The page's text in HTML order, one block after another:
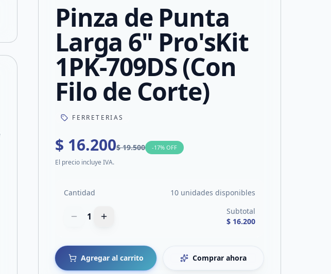
Compartir en Facebook
Compartir en XPinza de Punta
Larga 6" Pro'sKit
1PK-709DS (Con
Filo de Corte)
FERRETERIAS
$ 16.200$ 19.500 -17% OFF
El precio incluye IVA.
Cantidad 10 unidades disponibles
1
Subtotal
$ 16.200
Agregar al carrito Comprar ahora